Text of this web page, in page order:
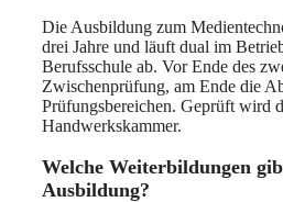
Die Ausbildung zum
drei Jahre und läuft dual im
Berufsschule ab. Vor Ende des
Zwischenprüfung, am Ende die
Prüfungsbereichen. Geprüft wird
Handwerkskammer.
Welche Weiterbildungen
Ausbildung?